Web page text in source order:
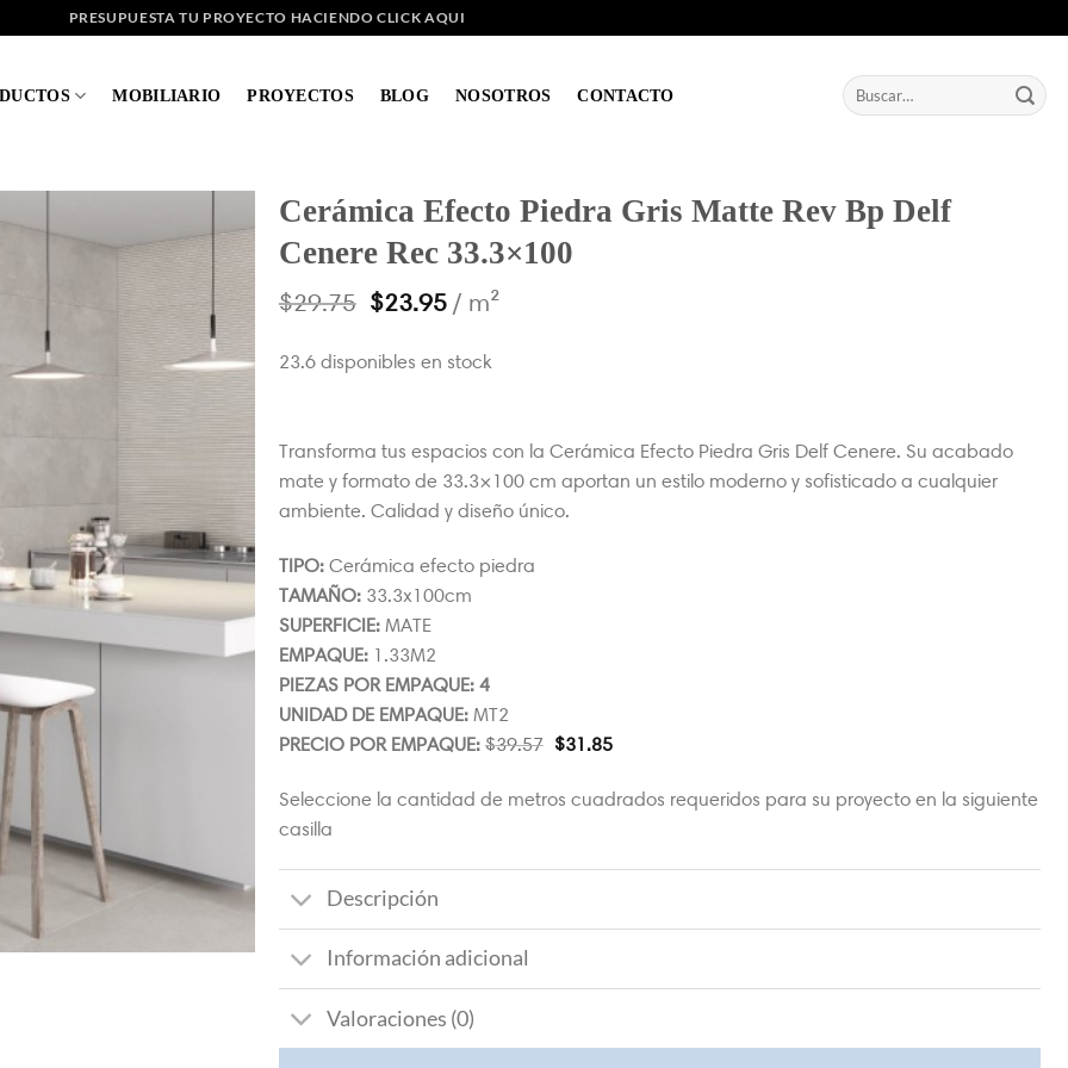
PRESUPUESTA TU PROYECTO HACIENDO CLICK AQUI
MOBILIARIO PROYECTOS BLOG NOSOTROS CONTACTO
Buscar
por:
Cerámica Efecto Piedra Gris Matte Rev Bp Delf
Cenere Rec 33.3×100
$29.75 $23.95 / m²
23.6 disponibles en stock
Transforma tus espacios con la Cerámica Efecto Piedra Gris Delf Cenere. Su acabado
mate y formato de 33.3×100 cm aportan un estilo moderno y sofisticado a cualquier
ambiente. Calidad y diseño único.
TIPO:Cerámica efecto piedra
TAMAÑO:33.3x100cm
SUPERFICIE:MATE
EMPAQUE:1.33M2
PIEZAS POR EMPAQUE: 4
UNIDAD DE EMPAQUE:MT2
PRECIO POR EMPAQUE: $39.57 $31.85
Seleccione la cantidad de metros cuadrados requeridos para su proyecto en la siguiente
casilla
Descripción
Información adicional
Valoraciones (0)